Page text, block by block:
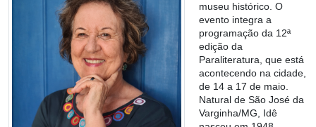
museu histórico. O
evento integra a
programação da 12ª
edição da
Paraliteratura, que está
acontecendo na cidade,
de 14 a 17 de maio.
Natural de São José da
Varginha/MG, Idê